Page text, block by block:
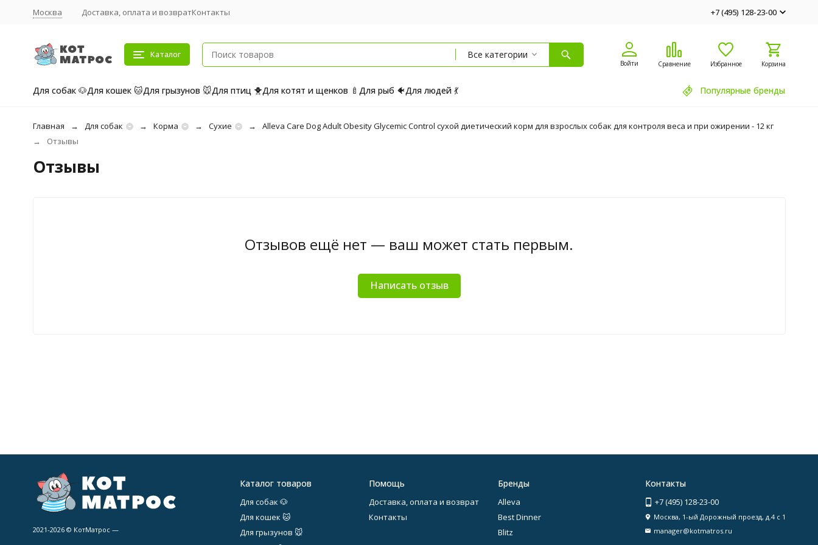
Москва Доставка, оплата и возвратКонтакты +7 (495) 128-23-00
Каталог Все категории
Войти Сравнение Избранное Корзина
Для собак 🐶Для кошек 🐱Для грызунов 🐭Для птиц 🐥Для котят и щенков 🍼 Для рыб 🐠Для людей 💃 Популярные бренды
Главная Для собак Корма Сухие
Alleva Care Dog Adult Obesity Glycemic Control сухой диетический корм для взрослых собак для контроля веса и при ожирении - 12 кг
Отзывы
Отзывы
Отзывов ещё нет — ваш может стать первым.
Написать отзыв
2021-2026 © КотМатрос —
Каталог товаров
Для собак 🐶
Для кошек 🐱
Для грызунов 🐭
Помощь
Доставка, оплата и возврат
Контакты
Бренды
Alleva
Best Dinner
Blitz
Контакты
+7 (495) 128-23-00
Москва, 1-ый Дорожный проезд, д.4 с 1
manager@kotmatros.ru